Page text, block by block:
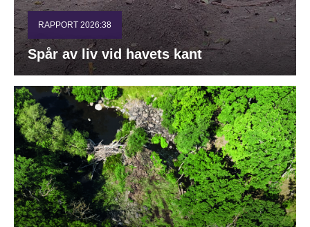
RAPPORT 2026:38
Spår av liv vid havets kant